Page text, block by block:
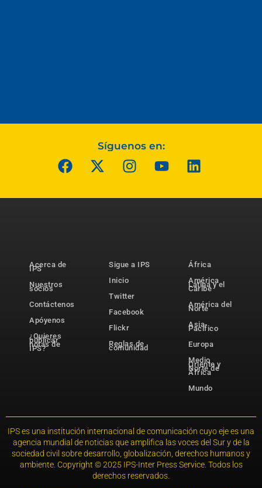
Síguenos en:
Acerca de
IPS
Nuestros
socios
Contáctenos
Apóyenos
¿Quieres
publicar
notas de
IPS?
Sigue a IPS
Inicio
Twitter
Facebook
Flickr
Reglas de
comunidad
África
América
Latina y el
Caribe
América del
Norte
Asia-
Pacífico
Europa
Medio
Oriente y
Norte de
África
Mundo
IPS es una institución internacional de comunicación cuyo eje es una
agencia mundial de noticias que amplifica las voces del Sur y de la
sociedad civil sobre desarrollo, globalización, derechos humanos y
ambiente. Copyright © 2025 IPS-Inter Press Service. Todos los
derechos reservados.